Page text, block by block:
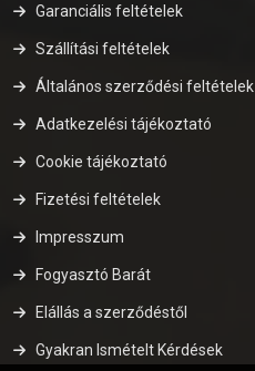
Garanciális feltételek
Szállítási feltételek
Általános szerződési feltételek
Adatkezelési tájékoztató
Cookie tájékoztató
Fizetési feltételek
Impresszum
Fogyasztó Barát
Elállás a szerződéstől
Gyakran Ismételt Kérdések